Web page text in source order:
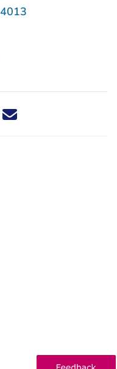
nieuwsbericht via X -
dit nieuwsbericht via
Deel dit nieuwsbericht
Deel dit
Rechtspraak.nl
Rechtspraak.nl
verlaat Rechtspraak.nl
- U verlaat
nieuwsbrief - U verlaat